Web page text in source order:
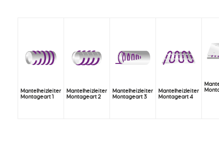
Mantelheizleiter
Montageart 1
Mantelheizleiter
Montageart 2
Mantelheizleiter
Montageart 3
Mantelheizleiter
Montageart 4